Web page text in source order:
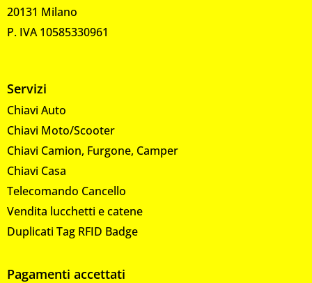
20131 Milano
P. IVA 10585330961
Servizi
Chiavi Auto
Chiavi Moto/Scooter
Chiavi Camion, Furgone, Camper
Chiavi Casa
Telecomando Cancello
Vendita lucchetti e catene
Duplicati Tag RFID Badge
Pagamenti accettati